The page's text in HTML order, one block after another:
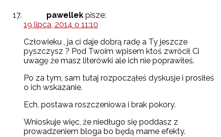
pawellek pisze:
19 lipca, 2014 o 11:10
Człowieku , ja ci daje dobrą radę a Ty jeszcze
pyszczysz ? Pod Twoim wpisem ktoś zwrócił Ci
uwagę że masz literówki ale ich nie poprawiłeś.
Po za tym, sam tutaj rozpocząłeś dyskusje i prosiłeś
o ich wskazanie.
Ech, postawa roszczeniowa i brak pokory.
Wnioskuje więc, że niedługo się poddasz z
prowadzeniem bloga bo będą marne efekty.